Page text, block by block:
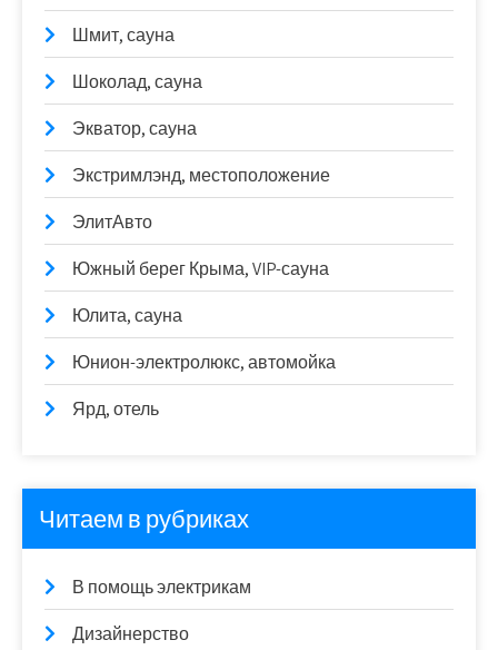
Шмит, сауна
Шоколад, сауна
Экватор, сауна
Экстримлэнд, местоположение
ЭлитАвто
Южный берег Крыма, VIP-сауна
Юлита, сауна
Юнион-электролюкс, автомойка
Ярд, отель
Читаем в рубриках
В помощь электрикам
Дизайнерство